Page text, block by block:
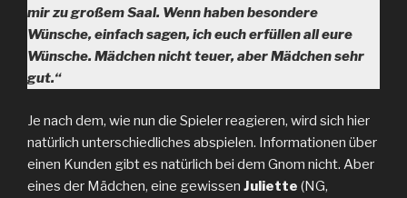
mir zu großem Saal. Wenn haben besondere
Wünsche, einfach sagen, ich euch erfüllen all eure
Wünsche. Mädchen nicht teuer, aber Mädchen sehr
gut.“
Je nach dem, wie nun die Spieler reagieren, wird sich hier
natürlich unterschiedliches abspielen. Informationen über
einen Kunden gibt es natürlich bei dem Gnom nicht. Aber
eines der Mädchen, eine gewissen Juliette (NG,